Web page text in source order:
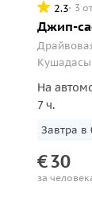
2.3 3
Джип-
На
7 ч.
Завтра в
€30
за